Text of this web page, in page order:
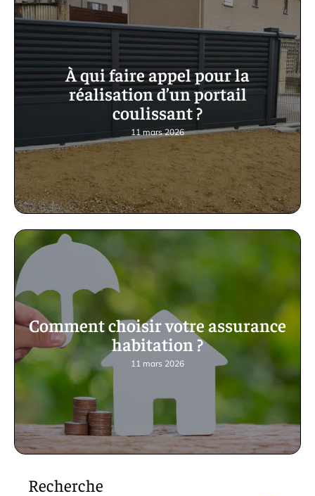
À qui faire appel pour la
réalisation d’un portail
coulissant ?
11 mars 2026
Comment choisir votre assurance
habitation ?
11 mars 2026
Recherche